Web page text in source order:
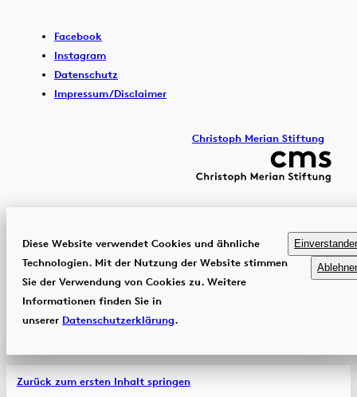
Facebook
Instagram
Datenschutz
Impressum/Disclaimer
Christoph Merian Stiftung
Diese Website verwendet Cookies und ähnliche
Technologien. Mit der Nutzung der Website stimmen
Sie der Verwendung von Cookies zu. Weitere
Informationen finden Sie in
unserer Datenschutzerklärung.
Zurück zum ersten Inhalt springen